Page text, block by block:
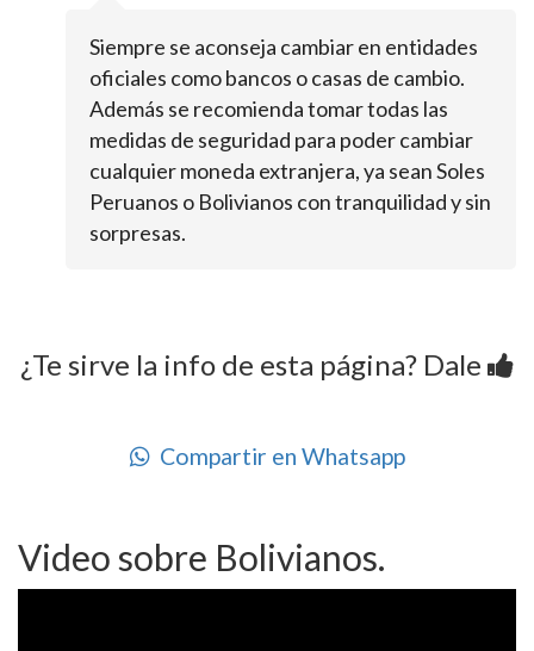
Siempre se aconseja cambiar en entidades
oficiales como bancos o casas de cambio.
Además se recomienda tomar todas las
medidas de seguridad para poder cambiar
cualquier moneda extranjera, ya sean Soles
Peruanos o Bolivianos con tranquilidad y sin
sorpresas.
¿Te sirve la info de esta página? Dale
Compartir en Whatsapp
Video sobre Bolivianos.